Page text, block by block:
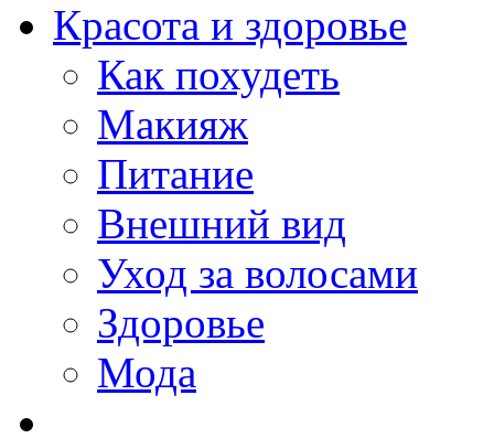
Красота и здоровье
Как похудеть
Макияж
Питание
Внешний вид
Уход за волосами
Здоровье
Мода